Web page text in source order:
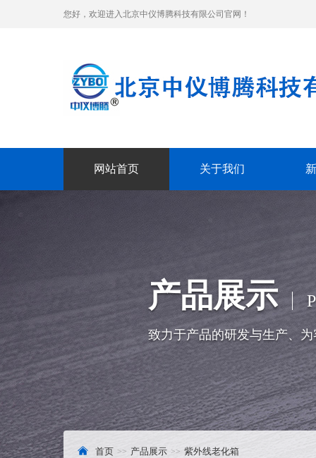
您好，欢迎进入北京中仪博腾科技有限公司官网！
网站首页 关于我们
产品展示
致力于产品的研发与生产、
首页 产品展示 紫外线老化箱